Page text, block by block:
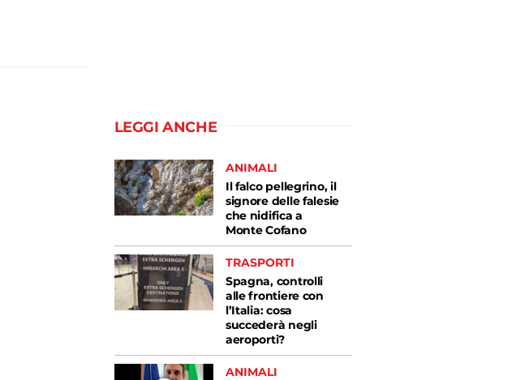
LEGGI ANCHE
ANIMALI
Il falco pellegrino, il
signore delle falesie
che nidifica a
Monte Cofano
TRASPORTI
Spagna, controlli
alle frontiere con
l’Italia: cosa
succederà negli
aeroporti?
ANIMALI